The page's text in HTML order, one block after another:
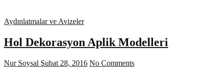
Aydınlatmalar ve Avizeler
Hol Dekorasyon Aplik Modelleri
Nur Soysal Şubat 28, 2016 No Comments